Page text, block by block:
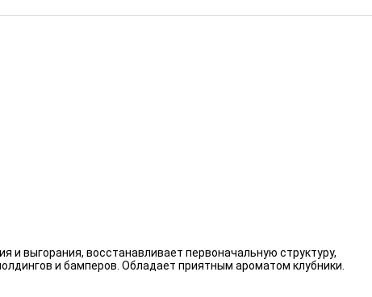
выгорания, восстанавливает первоначальную структуру,
и бамперов. Обладает приятным ароматом клубники.